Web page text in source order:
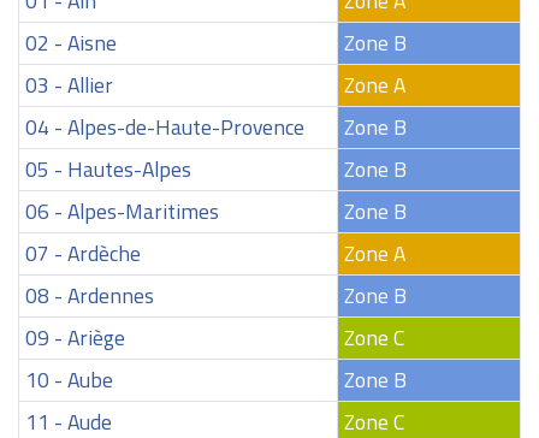
02 - Aisne
Zone B
03 - Allier
Zone A
04 - Alpes-de-Haute-Provence
Zone B
05 - Hautes-Alpes
Zone B
06 - Alpes-Maritimes
Zone B
07 - Ardèche
Zone A
08 - Ardennes
Zone B
09 - Ariège
Zone C
10 - Aube
Zone B
11 - Aude
Zone C